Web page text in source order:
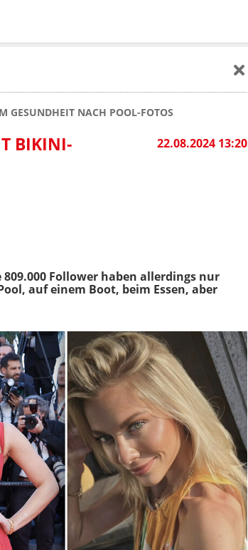
GESUNDHEIT NACH POOL-FOTOS
22.08.2024 13:20
BIKINI-
Follower haben allerdings nur
auf einem Boot, beim Essen, aber